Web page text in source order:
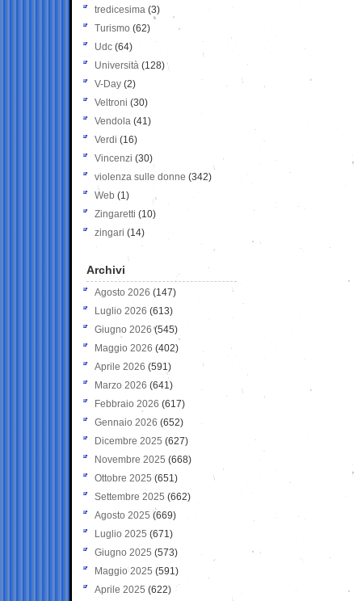
tredicesima (3)
Turismo (62)
Udc (64)
Università (128)
V-Day (2)
Veltroni (30)
Vendola (41)
Verdi (16)
Vincenzi (30)
violenza sulle donne (342)
Web (1)
Zingaretti (10)
zingari (14)
Archivi
Agosto 2026 (147)
Luglio 2026 (613)
Giugno 2026 (545)
Maggio 2026 (402)
Aprile 2026 (591)
Marzo 2026 (641)
Febbraio 2026 (617)
Gennaio 2026 (652)
Dicembre 2025 (627)
Novembre 2025 (668)
Ottobre 2025 (651)
Settembre 2025 (662)
Agosto 2025 (669)
Luglio 2025 (671)
Giugno 2025 (573)
Maggio 2025 (591)
Aprile 2025 (622)